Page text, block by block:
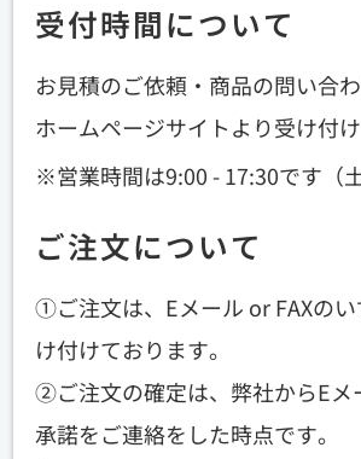
受付時間について
お見積のご依頼・商品の問い合
ホームページサイトより受け付け
営業時間は9:00 - 17:30です（
ご注文について
①ご注文は、Eメール or FAXの
け付けております。
②ご注文の確定は、弊社からEメ
承諾をご連絡をした時点です。